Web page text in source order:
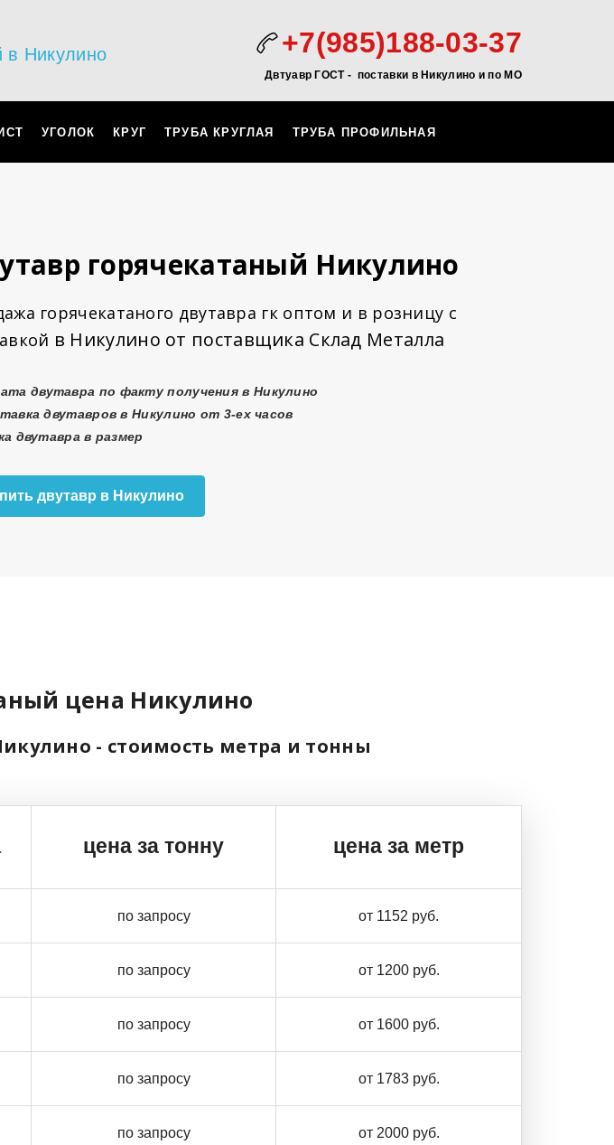
в Никулино +7(985)188-03-37
Двтуавр ГОСТ - поставки в Никулино и по МО
УГОЛОК КРУГ ТРУБА КРУГЛАЯ ТРУБА ПРОФИЛЬНАЯ
горячекатаный Никулино
горячекатаного двутавра гк оптом и в розницу с
в Никулино от поставщика Склад Металла
двутавра по факту получения в Никулино
двутавров в Никулино от 3-ех часов
двутавра в размер
двутавр в Никулино
цена Никулино
- стоимость метра и тонны
цена за тонну цена за метр
по запросу от 1152 руб.
по запросу от 1200 руб.
по запросу от 1600 руб.
по запросу от 1783 руб.
по запросу от 2000 руб.